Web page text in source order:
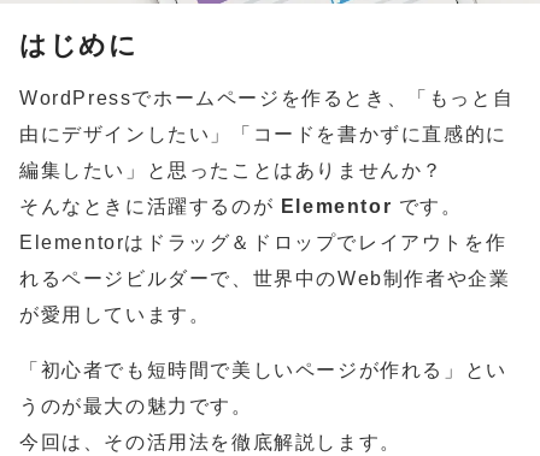
は じ め に
WordPressでホームページを作るとき、「もっと自
由にデザインしたい」「コードを書かずに直感的に
編集したい」と思ったことはありませんか？
そんなときに活躍するのが Elementor です。
Elementorはドラッグ＆ドロップでレイアウトを作
れるページビルダーで、世界中のWeb制作者や企業
が愛用しています。
「初心者でも短時間で美しいページが作れる」とい
うのが最大の魅力です。
今回は、その活用法を徹底解説します。